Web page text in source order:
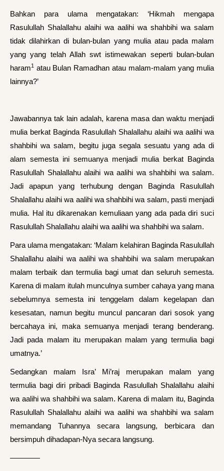
Bahkan para ulama mengatakan: ‘Hikmah mengapa
Rasulullah Shalallahu alaihi wa aalihi wa shahbihi wa salam
tidak dilahirkan di bulan-bulan yang mulia atau pada malam
yang yang telah Allah swt istimewakan seperti bulan-bulan
haram1
atau Bulan Ramadhan atau malam-malam yang mulia
lainnya?’
Jawabannya tak lain adalah, karena masa dan waktu menjadi
mulia berkat Baginda Rasulullah Shalallahu alaihi wa aalihi wa
shahbihi wa salam, begitu juga segala sesuatu yang ada di
alam semesta ini semuanya menjadi mulia berkat Baginda
Rasulullah Shalallahu alaihi wa aalihi wa shahbihi wa salam.
Jadi apapun yang terhubung dengan Baginda Rasulullah
Shalallahu alaihi wa aalihi wa shahbihi wa salam, pasti menjadi
mulia. Hal itu dikarenakan kemuliaan yang ada pada diri suci
Rasulullah Shalallahu alaihi wa aalihi wa shahbihi wa salam.
Para ulama mengatakan: ‘Malam kelahiran Baginda Rasulullah
Shalallahu alaihi wa aalihi wa shahbihi wa salam merupakan
malam terbaik dan termulia bagi umat dan seluruh semesta.
Karena di malam itulah munculnya sumber cahaya yang mana
sebelumnya semesta ini tenggelam dalam kegelapan dan
kesesatan, namun begitu muncul pancaran dari sosok yang
bercahaya ini, maka semuanya menjadi terang benderang.
Jadi pada malam itu merupakan malam yang termulia bagi
umatnya.’
Sedangkan malam Isra’ Mi’raj merupakan malam yang
termulia bagi diri pribadi Baginda Rasulullah Shalallahu alaihi
wa aalihi wa shahbihi wa salam. Karena di malam itu, Baginda
Rasulullah Shalallahu alaihi wa aalihi wa shahbihi wa salam
memandang Tuhannya secara langsung, berbicara dan
bersimpuh dihadapan-Nya secara langsung.
————